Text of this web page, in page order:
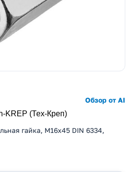
Обзор от AI
KREP (Тех-Креп)
гайка, M16x45 DIN 6334,